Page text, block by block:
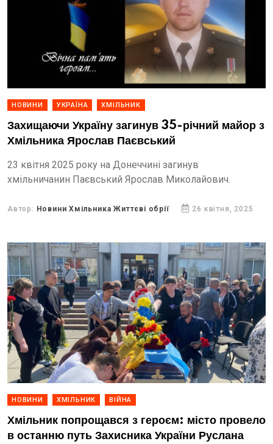
НОВИНИ УКРАЇНА ХМІЛЬНИК
Захищаючи Україну загинув 35-річний майор з
Хмільника Ярослав Паєвський
23 квітня 2025 року на Донеччині загинув
хмільничанин Паєвський Ярослав Миколайович.
Автор: Новини Хмільника Життєві обрії 26 квітня, 2025
НОВИНИ ХМІЛЬНИК ВІЙНА
Хмільник попрощався з героєм: місто провело
в останню путь Захисника України Руслана